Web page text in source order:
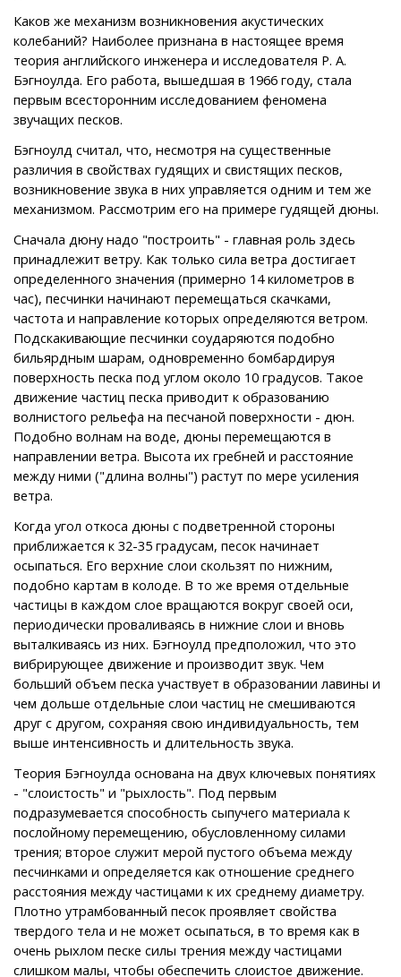
Каков же механизм возникновения акустических
колебаний? Наиболее признана в настоящее время
теория английского инженера и исследователя Р. А.
Бэгноулда. Его работа, вышедшая в 1966 году, стала
первым всесторонним исследованием феномена
звучащих песков.
Бэгноулд считал, что, несмотря на существенные
различия в свойствах гудящих и свистящих песков,
возникновение звука в них управляется одним и тем же
механизмом. Рассмотрим его на примере гудящей дюны.
Сначала дюну надо "построить" - главная роль здесь
принадлежит ветру. Как только сила ветра достигает
определенного значения (примерно 14 километров в
час), песчинки начинают перемещаться скачками,
частота и направление которых определяются ветром.
Подскакивающие песчинки соударяются подобно
бильярдным шарам, одновременно бомбардируя
поверхность песка под углом около 10 градусов. Такое
движение частиц песка приводит к образованию
волнистого рельефа на песчаной поверхности - дюн.
Подобно волнам на воде, дюны перемещаются в
направлении ветра. Высота их гребней и расстояние
между ними ("длина волны") растут по мере усиления
ветра.
Когда угол откоса дюны с подветренной стороны
приближается к 32-35 градусам, песок начинает
осыпаться. Его верхние слои скользят по нижним,
подобно картам в колоде. В то же время отдельные
частицы в каждом слое вращаются вокруг своей оси,
периодически проваливаясь в нижние слои и вновь
выталкиваясь из них. Бэгноулд предположил, что это
вибрирующее движение и производит звук. Чем
больший объем песка участвует в образовании лавины и
чем дольше отдельные слои частиц не смешиваются
друг с другом, сохраняя свою индивидуальность, тем
выше интенсивность и длительность звука.
Теория Бэгноулда основана на двух ключевых понятиях
- "слоистость" и "рыхлость". Под первым
подразумевается способность сыпучего материала к
послойному перемещению, обусловленному силами
трения; второе служит мерой пустого объема между
песчинками и определяется как отношение среднего
расстояния между частицами к их среднему диаметру.
Плотно утрамбованный песок проявляет свойства
твердого тела и не может осыпаться, в то время как в
очень рыхлом песке силы трения между частицами
слишком малы, чтобы обеспечить слоистое движение.